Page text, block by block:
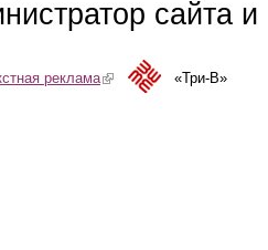
сайта
реклама(link is external)«Три-В»